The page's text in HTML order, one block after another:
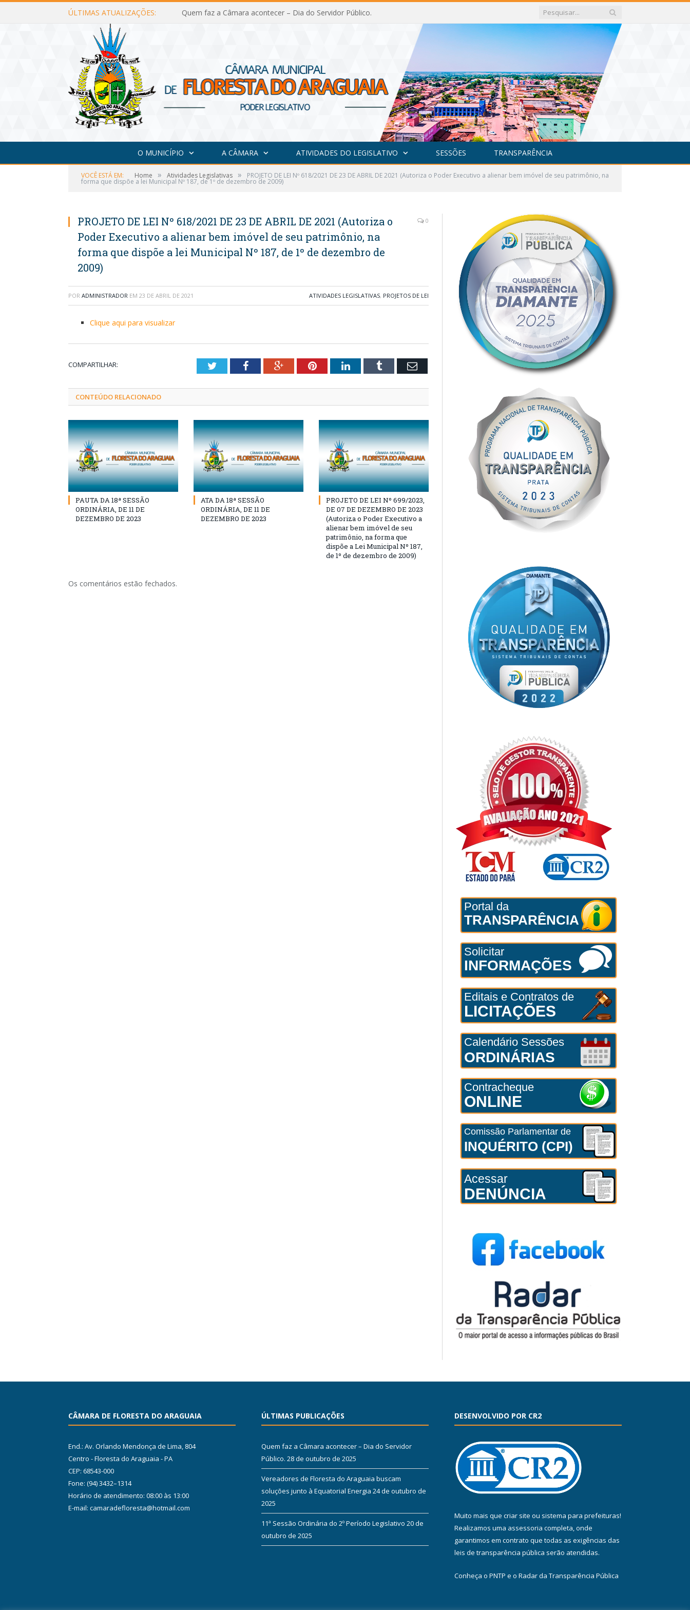
ÚLTIMAS ATUALIZAÇÕES: Quem faz a Câmara acontecer – Dia do Servidor Público.
O MUNICÍPIO A CÂMARA ATIVIDADES DO LEGISLATIVO SESSÕES TRANSPARÊNCIA
VOCÊ ESTÁ EM: Home » Atividades Legislativas » PROJETO DE LEI Nº 618/2021 DE 23 DE ABRIL DE 2021 (Autoriza o Poder Executivo a alienar bem imóvel de seu patrimônio, na
forma que dispõe a lei Municipal Nº 187, de 1º de dezembro de 2009)
PROJETO DE LEI Nº 618/2021 DE 23 DE ABRIL DE 2021 (Autoriza o
Poder Executivo a alienar bem imóvel de seu patrimônio, na
forma que dispõe a lei Municipal Nº 187, de 1º de dezembro de
2009)
0
POR ADMINISTRADOR EM 23 DE ABRIL DE 2021 ATIVIDADES LEGISLATIVAS, PROJETOS DE LEI
Clique aqui para visualizar
COMPARTILHAR: TwitterFacebookGoogle+PinterestLinkedInTumblr Email
CONTEÚDO RELACIONADO
PAUTA DA 18ª SESSÃO
ORDINÁRIA, DE 11 DE
DEZEMBRO DE 2023
ATA DA 18ª SESSÃO
ORDINÁRIA, DE 11 DE
DEZEMBRO DE 2023
PROJETO DE LEI Nº 699/2023,
DE 07 DE DEZEMBRO DE 2023
(Autoriza o Poder Executivo a
alienar bem imóvel de seu
patrimônio, na forma que
dispõe a Lei Municipal Nº 187,
de 1º de dezembro de 2009)
Os comentários estão fechados.
Portal da
TRANSPARÊNCIA
Solicitar
INFORMAÇÕES
Editais e Contratos de
LICITAÇÕES
Calendário Sessões
ORDINÁRIAS
Contracheque
ONLINE
Comissão Parlamentar de
INQUÉRITO (CPI)
Acessar
DENÚNCIA
CÂMARA DE FLORESTA DO ARAGUAIA
End.: Av. Orlando Mendonça de Lima, 804
Centro - Floresta do Araguaia - PA
CEP: 68543-000
Fone: (94) 3432–1314
Horário de atendimento: 08:00 às 13:00
E-mail: camaradefloresta@hotmail.com
ÚLTIMAS PUBLICAÇÕES
Quem faz a Câmara acontecer – Dia do Servidor
Público. 28 de outubro de 2025
Vereadores de Floresta do Araguaia buscam
soluções junto à Equatorial Energia 24 de outubro de
2025
11ª Sessão Ordinária do 2º Período Legislativo 20 de
outubro de 2025
DESENVOLVIDO POR CR2
Muito mais que criar site ou sistema para prefeituras!
Realizamos uma assessoria completa, onde
garantimos em contrato que todas as exigências das
leis de transparência pública serão atendidas.
Conheça o PNTP e o Radar da Transparência Pública